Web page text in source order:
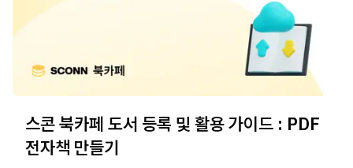
스콘 북카페 도서 등록 및 활용 가이드 : PDF
전자책 만들기